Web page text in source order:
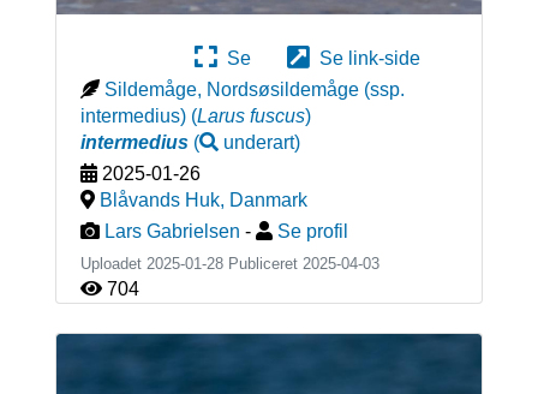
Se
Se link-side
Sildemåge, Nordsøsildemåge (ssp.
intermedius) (Larus fuscus)
intermedius( underart)
2025-01-26
Blåvands Huk, Danmark
Lars Gabrielsen - Se profil
Uploadet 2025-01-28 Publiceret 2025-04-03
704